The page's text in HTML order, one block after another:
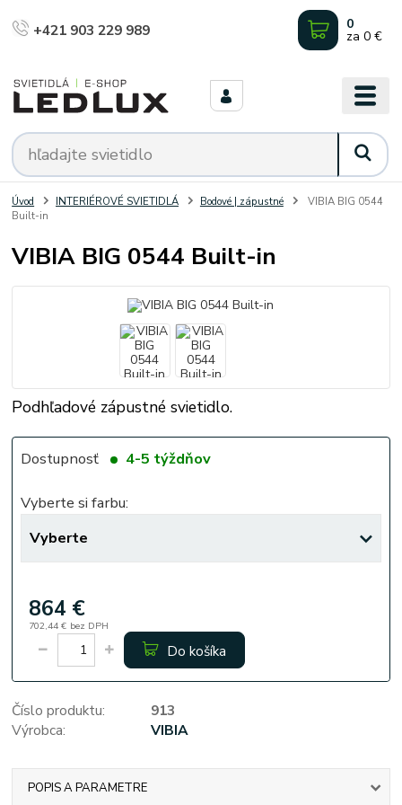
+421 903 229 989 0
za 0 €
Úvod INTERIÉROVÉ SVIETIDLÁ Bodové | zápustné
VIBIA BIG 0544
Built-in
VIBIA BIG 0544 Built-in
Podhľadové zápustné svietidlo.
Dostupnosť 4-5 týždňov
Vyberte si farbu:
864 €
702,44 € bez DPH
Do košíka
Číslo produktu:
913
Výrobca:
VIBIA
POPIS A PARAMETRE